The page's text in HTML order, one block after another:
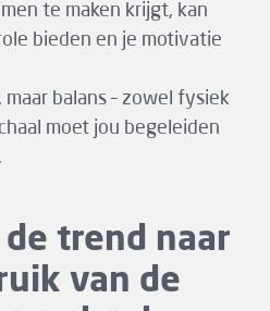
te maken krijgt, kan
bieden en je motivatie
maar balans – zowel fysiek
moet jou begeleiden
trend naar
van de